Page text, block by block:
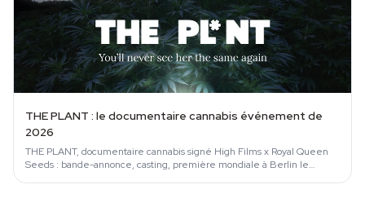
THE PLANT : le documentaire cannabis événement de
2026
THE PLANT, documentaire cannabis signé High Films x Royal Queen
Seeds : bande-annonce, casting, première mondiale à Berlin le